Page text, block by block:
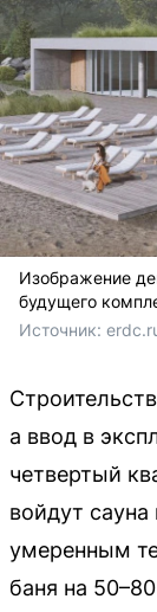
Изображение
будущего
Источник:
а ввод в
четвертый
войдут
умеренным
баня на